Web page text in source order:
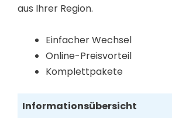
aus Ihrer Region.
Einfacher Wechsel
Online-Preisvorteil
Komplettpakete
Informationsübersicht